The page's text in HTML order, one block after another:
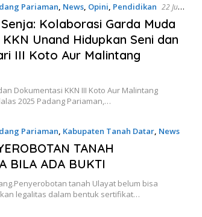
Pariaman, News, Opini, Pendidikan 22 Juli
Kolaborasi Garda Muda
Unand Hidupkan Seni dan
III Koto Aur Malintang
Dokumentasi KKN III Koto Aur Malintang
2025 Padang Pariaman,…
Pariaman, Kabupaten Tanah Datar, News
TANAH
BILA ADA BUKTI
tanah Ulayat belum bisa
legalitas dalam bentuk sertifikat…